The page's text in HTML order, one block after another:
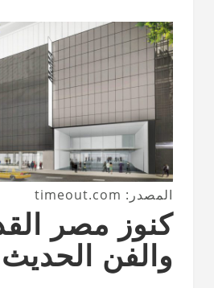
المصدر: timeout.com
كنوز مصر
والفن الحديث